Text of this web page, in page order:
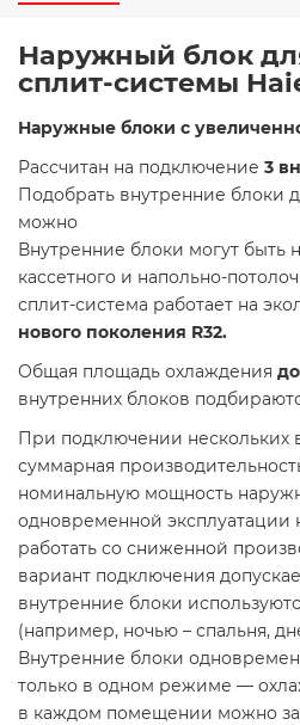
Наружный блок
сплит-системы
Наружные блоки с
Рассчитан на подключение 3
Подобрать внутренние блоки
можно
Внутренние блоки могут быть
кассетного и напольно-
сплит-система работает на
нового поколения R32.
Общая площадь охлаждения
внутренних блоков
При подключении нескольких
суммарная
номинальную мощность
одновременной эксплуатации
работать со сниженной
вариант подключения
внутренние блоки
(например, ночью – спальня,
Внутренние блоки
только в одном режиме —
в каждом помещении можно